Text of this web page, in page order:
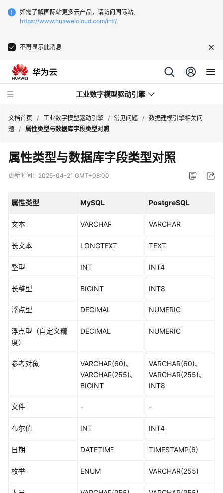
如需了解国际站更多云产品，请访问国际站。
https://www.huaweicloud.com/intl/
不再显示此消息
工业数字模型驱动引擎
最
新
动
产
介
费
明
速
入
操
指
据
文档首页 / 工业数字模型驱动引擎 / 常见问题 / 数据建模引擎相关问
题 / 属性类型与数据库字段类型对照
属性类型与数据库字段类型对照
更新时间： 2025-04-21 GMT+08:00
属性类型 MySQL PostgreSQL
文本 VARCHAR VARCHAR
长文本 LONGTEXT TEXT
整型 INT INT4
长整型 BIGINT INT8
浮点型 DECIMAL NUMERIC
浮点型（自定义精
度）
DECIMAL NUMERIC
参考对象
VARCHAR(60)、
VARCHAR(255)、
BIGINT
VARCHAR(60)、
VARCHAR(255)、
INT8
文件 - -
布尔值 INT INT4
日期 DATETIME TIMESTAMP(6)
枚举 ENUM VARCHAR(255)